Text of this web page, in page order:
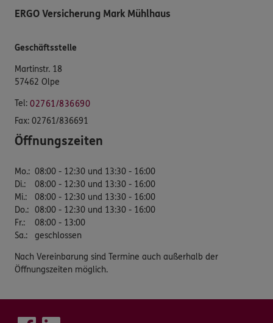
ERGO Versicherung Mark Mühlhaus
Geschäftsstelle
Martinstr. 18
57462 Olpe
Tel: 02761/836690
Fax: 02761/836691
Öffnungszeiten
Mo.: 08:00 - 12:30 und 13:30 - 16:00
Di.:
08:00 - 12:30 und 13:30 - 16:00
Mi.:
08:00 - 12:30 und 13:30 - 16:00
Do.: 08:00 - 12:30 und 13:30 - 16:00
Fr.:
08:00 - 13:00
Sa.: geschlossen
Nach Vereinbarung sind Termine auch außerhalb der
Öffnungszeiten möglich.